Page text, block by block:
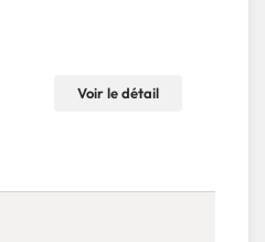
Voir le détail